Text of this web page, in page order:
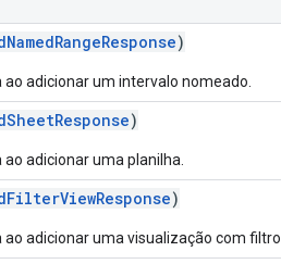
)
adicionar um intervalo nomeado.
)
adicionar uma planilha.
)
adicionar uma visualização com filtro.